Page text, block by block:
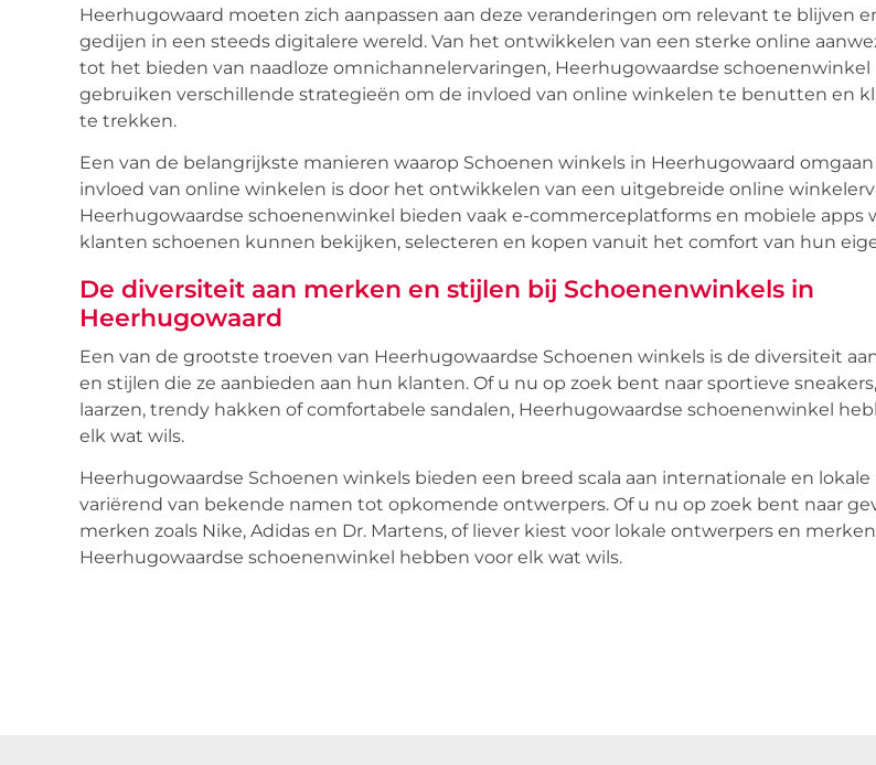
Heerhugowaard moeten zich aanpassen aan deze veranderingen om relevant te blijven
gedijen in een steeds digitalere wereld. Van het ontwikkelen van een sterke online
tot het bieden van naadloze omnichannelervaringen, Heerhugowaardse schoenenwinkel
gebruiken verschillende strategieën om de invloed van online winkelen te benutten en
te trekken.
Een van de belangrijkste manieren waarop Schoenen winkels in Heerhugowaard
invloed van online winkelen is door het ontwikkelen van een uitgebreide online
Heerhugowaardse schoenenwinkel bieden vaak e-commerceplatforms en mobiele apps
klanten schoenen kunnen bekijken, selecteren en kopen vanuit het comfort van hun
De diversiteit aan merken en stijlen bij Schoenenwinkels in
Heerhugowaard
Een van de grootste troeven van Heerhugowaardse Schoenen winkels is de diversiteit
en stijlen die ze aanbieden aan hun klanten. Of u nu op zoek bent naar sportieve
laarzen, trendy hakken of comfortabele sandalen, Heerhugowaardse schoenenwinkel
elk wat wils.
Heerhugowaardse Schoenen winkels bieden een breed scala aan internationale en
variërend van bekende namen tot opkomende ontwerpers. Of u nu op zoek bent naar
merken zoals Nike, Adidas en Dr. Martens, of liever kiest voor lokale ontwerpers en
Heerhugowaardse schoenenwinkel hebben voor elk wat wils.